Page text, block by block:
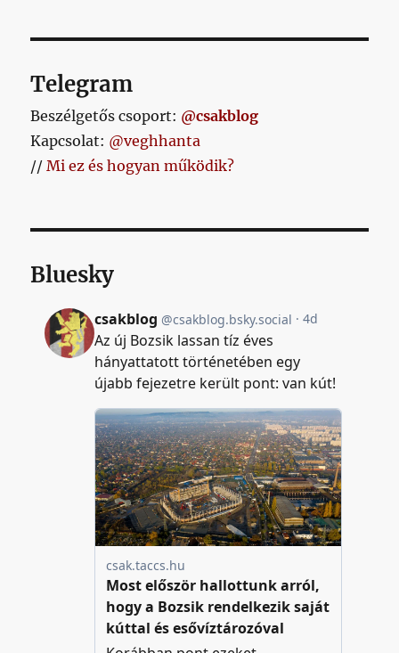
Telegram
Beszélgetős csoport: @csakblog
Kapcsolat: @veghhanta
//Mi ez és hogyan működik?
Bluesky